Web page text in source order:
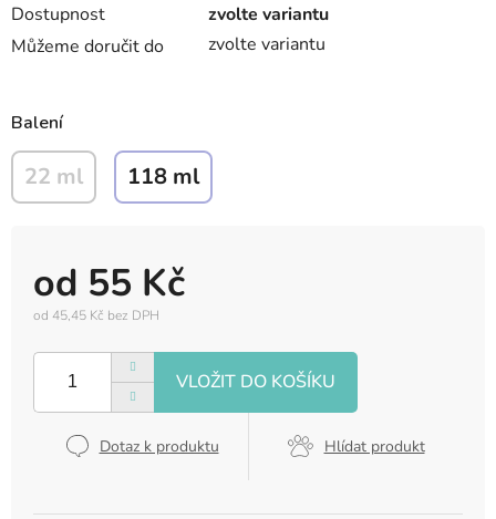
Dostupnost
zvolte variantu
Můžeme doručit do
zvolte variantu
od 55 Kč
od 45,45 Kč bez DPH
cena:
Dotaz k produktu Hlídat produkt
Balení
22 ml 118 ml